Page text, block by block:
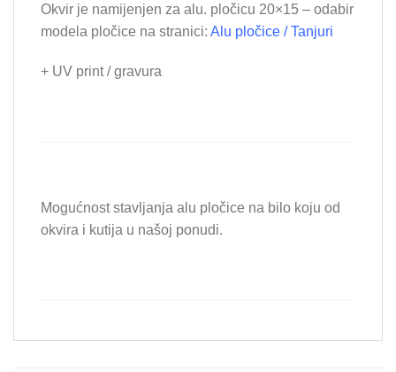
Okvir je namijenjen za alu. pločicu 20×15 – odabir
modela pločice na stranici: Alu pločice / Tanjuri
+ UV print / gravura
Mogućnost stavljanja alu pločice na bilo koju od
okvira i kutija u našoj ponudi.